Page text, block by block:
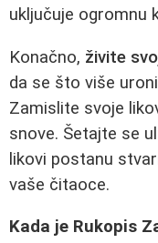
uključuje ogromnu
Konačno, živite
da se što više
Zamislite svoje
snove. Šetajte se
likovi postanu
vaše čitaoce.
Kada je Rukopis